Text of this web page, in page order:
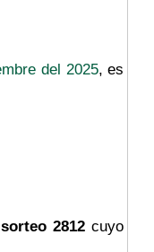
del 2025, es
2812cuyo